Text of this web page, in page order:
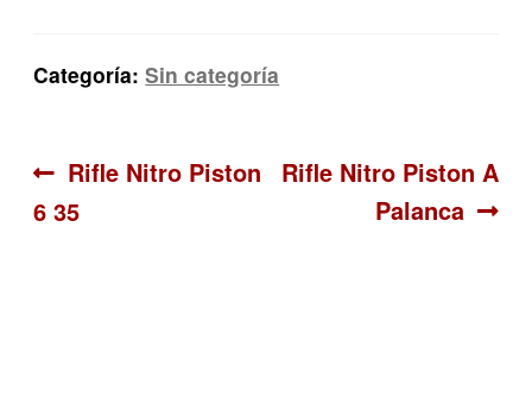
Categoría:Sin categoría
Navegación
de
Anterior:
Rifle Nitro Piston
6 35
Siguiente:
Rifle Nitro Piston A
Palanca